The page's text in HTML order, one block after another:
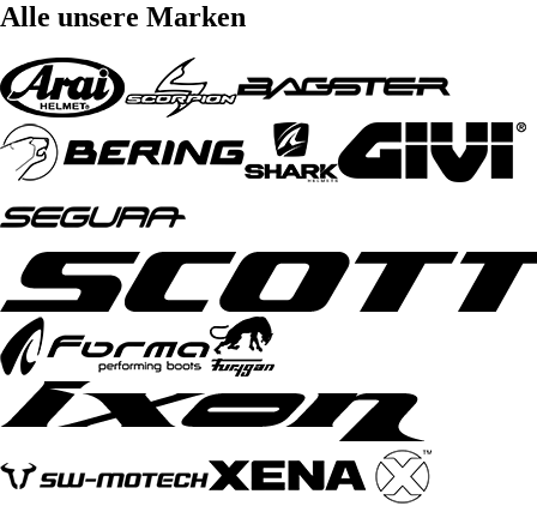
Alle unsere Marken